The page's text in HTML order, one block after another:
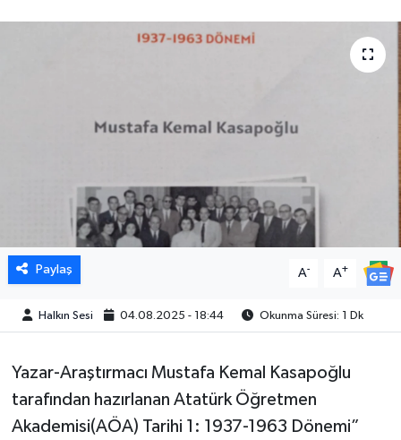
Paylaş A- A+
Halkın Sesi 04.08.2025 - 18:44 Okunma Süresi: 1 Dk
Yazar-Araştırmacı Mustafa Kemal Kasapoğlu
tarafından hazırlanan Atatürk Öğretmen
Akademisi(AÖA) Tarihi 1: 1937-1963 Dönemi”